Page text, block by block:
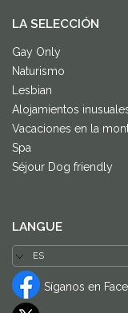
LA SELECCIÓN
Gay Only
Naturismo
Lesbian
Alojamientos
Vacaciones en la
Spa
Séjour Dog friendly
LANGUE
Síganos en